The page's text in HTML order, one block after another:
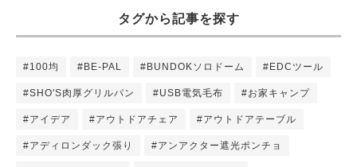
タグから記事を探す
#100均 #BE-PAL #BUNDOKソロドーム #EDCツール
#SHO'S肉厚グリルパン #USB電気毛布 #お家キャンプ
#アイデア #アウトドアチェア #アウトドアテーブル
#アディロンダック張り #アンアクター遮光ポンチョ